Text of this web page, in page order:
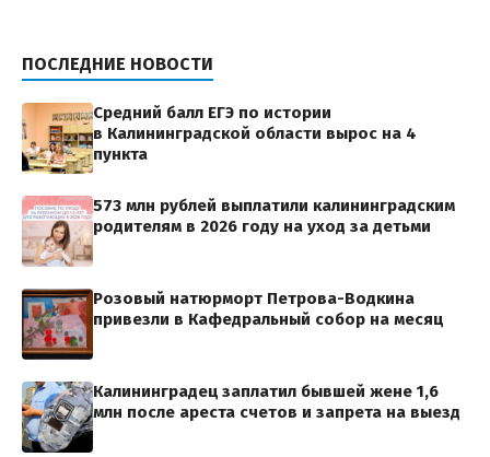
ПОСЛЕДНИЕ НОВОСТИ
Средний балл ЕГЭ по истории
в Калининградской области вырос на 4
пункта
573 млн рублей выплатили калининградским
родителям в 2026 году на уход за детьми
Розовый натюрморт Петрова-Водкина
привезли в Кафедральный собор на месяц
Калининградец заплатил бывшей жене 1,6
млн после ареста счетов и запрета на выезд